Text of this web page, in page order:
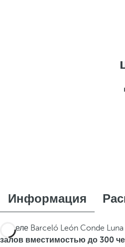
Информация
В отеле Barceló León Conde
залов вместимостью до 300